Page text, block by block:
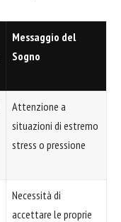
Messaggio del
Sogno
Attenzione a
situazioni di estremo
stress o pressione
Necessità di
accettare le proprie